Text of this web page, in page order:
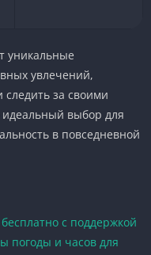
уникальные
увлечений,
следить за своими
выбор для
в повседневной
с поддержкой
погоды и часов для